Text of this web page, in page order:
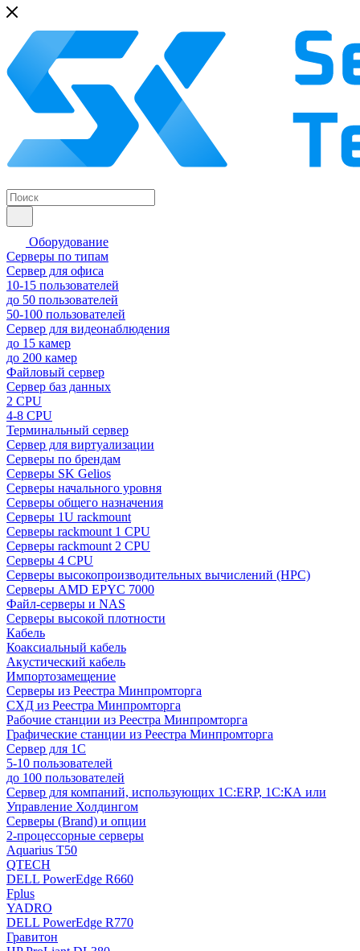
Оборудование
Серверы по типам
Сервер для офиса
10-15 пользователей
до 50 пользователей
50-100 пользователей
Сервер для видеонаблюдения
до 15 камер
до 200 камер
Файловый сервер
Сервер баз данных
2 CPU
4-8 CPU
Терминальный сервер
Сервер для виртуализации
Серверы по брендам
Серверы SK Gelios
Серверы начального уровня
Серверы общего назначения
Серверы 1U rackmount
Серверы rackmount 1 CPU
Серверы rackmount 2 CPU
Серверы 4 CPU
Серверы высокопроизводительных вычислений (HPC)
Серверы AMD EPYC 7000
Файл-серверы и NAS
Серверы высокой плотности
Кабель
Коаксиальный кабель
Акустический кабель
Импортозамещение
Серверы из Реестра Минпромторга
СХД из Реестра Минпромторга
Рабочие станции из Реестра Минпромторга
Графические станции из Реестра Минпромторга
Сервер для 1С
5-10 пользователей
до 100 пользователей
Сервер для компаний, использующих 1C:ERP, 1С:КА или
Управление Холдингом
Серверы (Brand) и опции
2-процессорные серверы
Aquarius T50
QTECH
DELL PowerEdge R660
Fplus
YADRO
DELL PowerEdge R770
Гравитон